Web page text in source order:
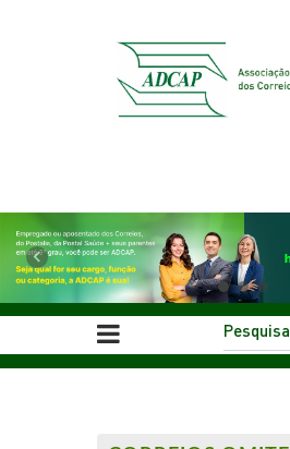
Previous